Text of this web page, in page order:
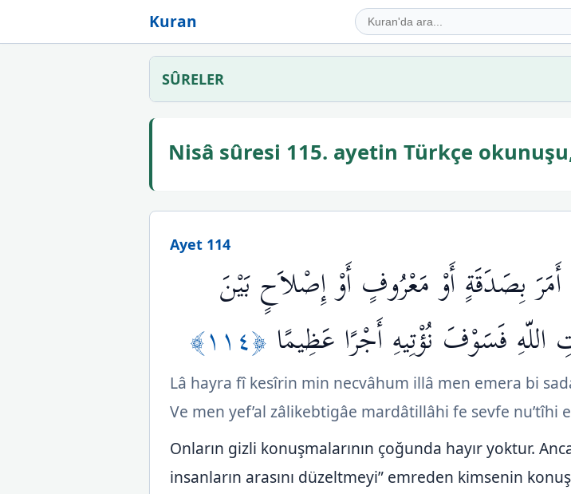
Kuran
SÛRELER
Nisâ sûresi 115. ayetin Türkçe
Ayet 114
بِصَدَقَةٍ أَوْ مَعْرُوفٍ أَوْ إِصْلاَحٍ بَيْنَ
فَسَوْفَ نُؤْتِيهِ أَجْرًا عَظِيمًا ﴿١١٤﴾
Lâ hayra fî kesîrin min necvâhum illâ men emera bi
Ve men yef’al zâlikebtigâe mardâtillâhi fe sevfe nu’tîhi
Onların gizli konuşmalarının çoğunda hayır yoktur.
insanların arasını düzeltmeyi” emreden kimsenin